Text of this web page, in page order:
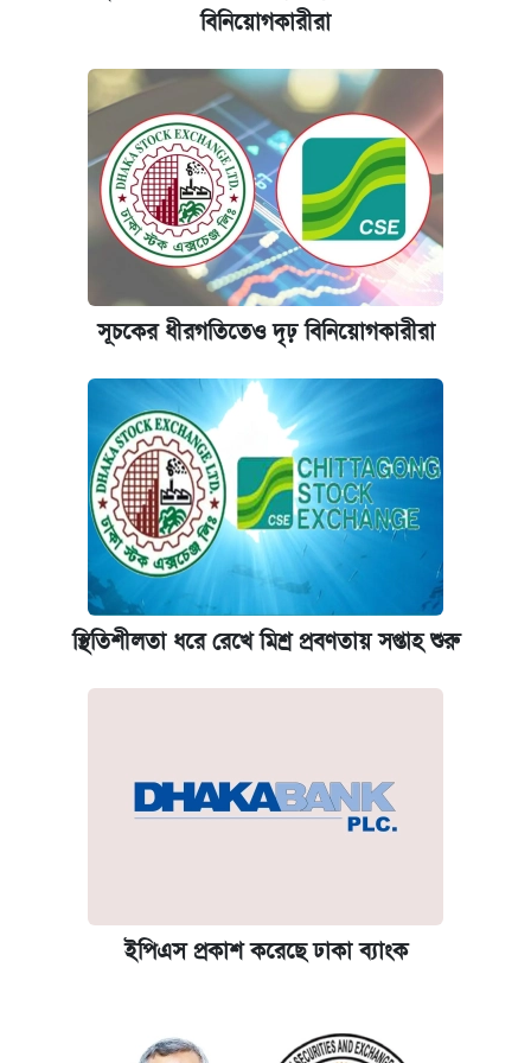
কেমব্রিজ বিশ্ববিদ্যালয়ের এমবিএ স্কলারশিপে
বিনিয়োগকারীরা
সূচকের ধীরগতিতেও দৃঢ় বিনিয়োগকারীরা
স্থিতিশীলতা ধরে রেখে মিশ্র প্রবণতায় সপ্তাহ শুরু
ইপিএস প্রকাশ করেছে ঢাকা ব্যাংক